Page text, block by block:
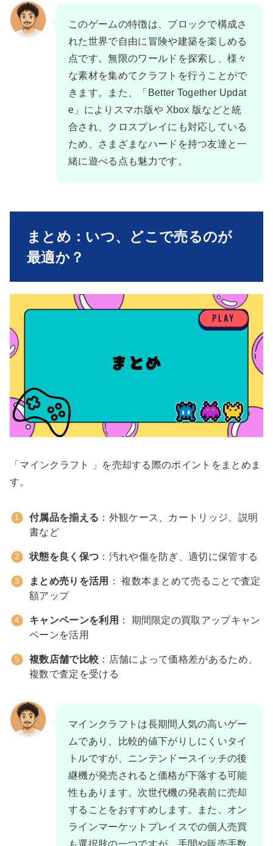
このゲームの特徴は、ブロックで構成さ
れた世界で自由に冒険や建築を楽しめる
点です。無限のワールドを探索し、様々
な素材を集めてクラフトを行うことがで
きます。また、「Better Together Updat
e」によりスマホ版や Xbox 版などと統
合され、クロスプレイにも対応している
ため、さまざまなハードを持つ友達と一
緒に遊べる点も魅力です。
まとめ：いつ、どこで売るのが
最適か？
「マインクラフト 」を売却する際のポイントをまとめま
す。
付属品を揃える ：外観ケース、カートリッジ、説明
書など
状態を良く保つ ：汚れや傷を防ぎ、適切に保管する
まとめ売りを活用
： 複数本まとめて売ることで査定
額アップ
キャンペーンを利用 ： 期間限定の買取アップキャン
ペーンを活用
複数店舗で比較 ：店舗によって価格差があるため、
複数で査定を受ける
マインクラフトは長期間人気の高いゲー
ムであり、比較的値下がりしにくいタイ
トルですが、ニンテンドースイッチの後
継機が発売されると価格が下落する可能
性もあります。次世代機の発表前に売却
することをおすすめします。また、オン
ラインマーケットプレイスでの個人売買